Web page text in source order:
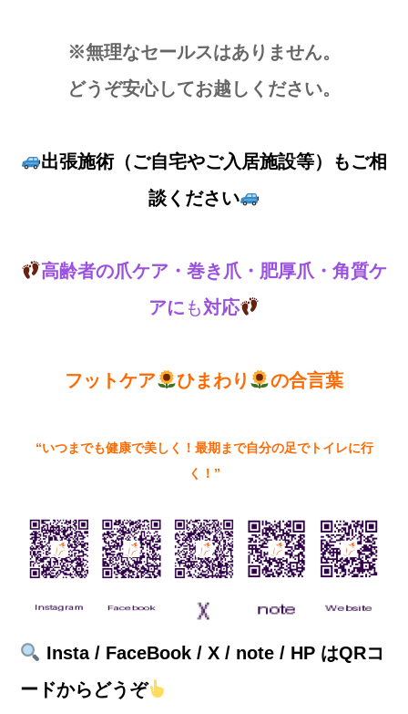
※無理なセールスはありません。
どうぞ安心してお越しください。
出張施術（ご自宅やご入居施設等）もご相
談ください
高齢者の爪ケア・巻き爪・肥厚爪・角質ケ
アにも対応
フットケア ひまわり の合言葉
“いつまでも健康で美しく！最期まで自分の足でトイレに行
く！”
Insta / FaceBook / X / note / HP はQRコ
ードからどうぞ